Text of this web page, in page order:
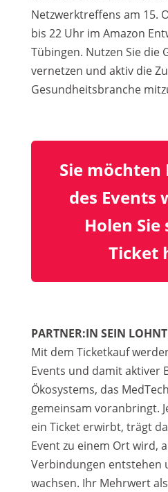
Netzwerktreffens am 15.
bis 22 Uhr im Amazon
Tübingen. Nutzen Sie die
vernetzen und aktiv die
Gesundheitsbranche
Sie
des Events
Holen
Ticket
PARTNER:IN SEIN
Mit dem Ticketkauf
Events und damit aktiver
Ökosystems, das
gemeinsam voranbringt.
ein Ticket erwirbt, trägt
Event zu einem Ort wird,
Verbindungen entstehen
wachsen. Ihr Mehrwert